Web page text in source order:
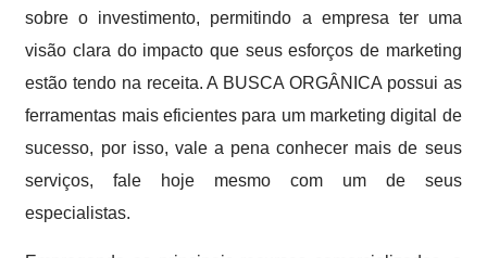
sobre o investimento, permitindo a empresa ter uma
visão clara do impacto que seus esforços de marketing
estão tendo na receita. A BUSCA ORGÂNICA possui as
ferramentas mais eficientes para um marketing digital de
sucesso, por isso, vale a pena conhecer mais de seus
serviços, fale hoje mesmo com um de seus
especialistas.